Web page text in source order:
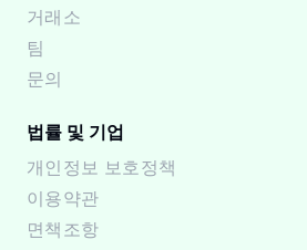
거래소
팀
문의
법률 및 기업
개인정보 보호정책
이용약관
면책조항